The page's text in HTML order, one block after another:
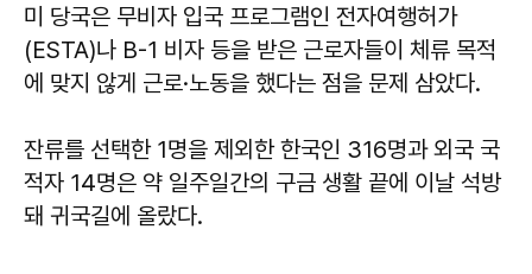
미 당국은 무비자 입국 프로그램인 전자여행허가
(ESTA)나 B-1 비자 등을 받은 근로자들이 체류 목적
에 맞지 않게 근로·노동을 했다는 점을 문제 삼았다.
잔류를 선택한 1명을 제외한 한국인 316명과 외국 국
적자 14명은 약 일주일간의 구금 생활 끝에 이날 석방
돼 귀국길에 올랐다.